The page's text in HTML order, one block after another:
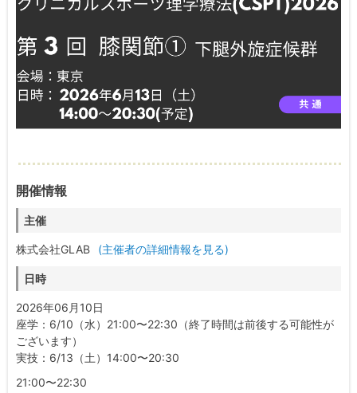
開催情報
主催
株式会社GLAB (主催者の詳細情報を見る)
日時
2026年06月10日
座学：6/10（水）21:00〜22:30（終了時間は前後する可能性が
ございます）
実技：6/13（土）14:00〜20:30
21:00〜22:30